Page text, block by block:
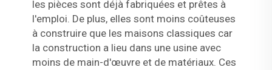
les pièces sont déjà fabriquées et prêtes à
l'emploi. De plus, elles sont moins coûteuses
à construire que les maisons classiques car
la construction a lieu dans une usine avec
moins de main-d'œuvre et de matériaux. Ces